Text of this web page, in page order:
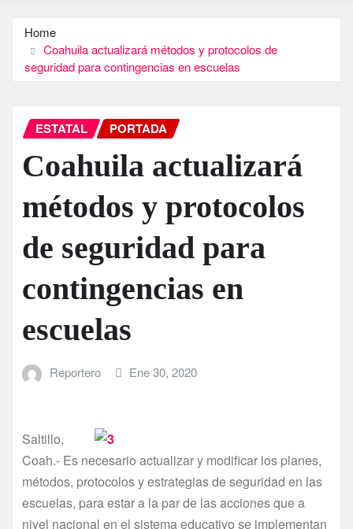
Home
Coahuila actualizará métodos y protocolos de
seguridad para contingencias en escuelas
ESTATAL PORTADA
Coahuila actualizará
métodos y protocolos
de seguridad para
contingencias en
escuelas
Reportero Ene 30, 2020
Saltillo,
Coah.- Es necesario actualizar y modificar los planes,
métodos, protocolos y estrategias de seguridad en las
escuelas, para estar a la par de las acciones que a
nivel nacional en el sistema educativo se implementan